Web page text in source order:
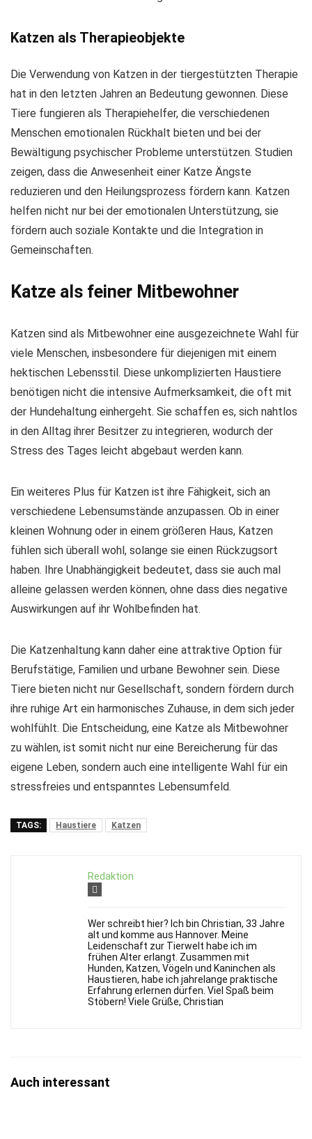
Katzen als Therapieobjekte
Die Verwendung von Katzen in der tiergestützten Therapie
hat in den letzten Jahren an Bedeutung gewonnen. Diese
Tiere fungieren als Therapiehelfer, die verschiedenen
Menschen emotionalen Rückhalt bieten und bei der
Bewältigung psychischer Probleme unterstützen. Studien
zeigen, dass die Anwesenheit einer Katze Ängste
reduzieren und den Heilungsprozess fördern kann. Katzen
helfen nicht nur bei der emotionalen Unterstützung, sie
fördern auch soziale Kontakte und die Integration in
Gemeinschaften.
Katze als feiner Mitbewohner
Katzen sind als Mitbewohner eine ausgezeichnete Wahl für
viele Menschen, insbesondere für diejenigen mit einem
hektischen Lebensstil. Diese unkomplizierten Haustiere
benötigen nicht die intensive Aufmerksamkeit, die oft mit
der Hundehaltung einhergeht. Sie schaffen es, sich nahtlos
in den Alltag ihrer Besitzer zu integrieren, wodurch der
Stress des Tages leicht abgebaut werden kann.
Ein weiteres Plus für Katzen ist ihre Fähigkeit, sich an
verschiedene Lebensumstände anzupassen. Ob in einer
kleinen Wohnung oder in einem größeren Haus, Katzen
fühlen sich überall wohl, solange sie einen Rückzugsort
haben. Ihre Unabhängigkeit bedeutet, dass sie auch mal
alleine gelassen werden können, ohne dass dies negative
Auswirkungen auf ihr Wohlbefinden hat.
Die Katzenhaltung kann daher eine attraktive Option für
Berufstätige, Familien und urbane Bewohner sein. Diese
Tiere bieten nicht nur Gesellschaft, sondern fördern durch
ihre ruhige Art ein harmonisches Zuhause, in dem sich jeder
wohlfühlt. Die Entscheidung, eine Katze als Mitbewohner
zu wählen, ist somit nicht nur eine Bereicherung für das
eigene Leben, sondern auch eine intelligente Wahl für ein
stressfreies und entspanntes Lebensumfeld.
TAGS: Haustiere Katzen
Redaktion
Wer schreibt hier? Ich bin Christian, 33 Jahre
alt und komme aus Hannover. Meine
Leidenschaft zur Tierwelt habe ich im
frühen Alter erlangt. Zusammen mit
Hunden, Katzen, Vögeln und Kaninchen als
Haustieren, habe ich jahrelange praktische
Erfahrung erlernen dürfen. Viel Spaß beim
Stöbern! Viele Grüße, Christian
Auch interessant